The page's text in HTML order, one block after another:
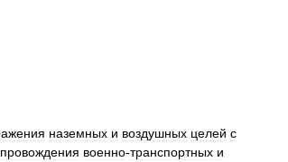
наземных и воздушных целей с
военно-транспортных и